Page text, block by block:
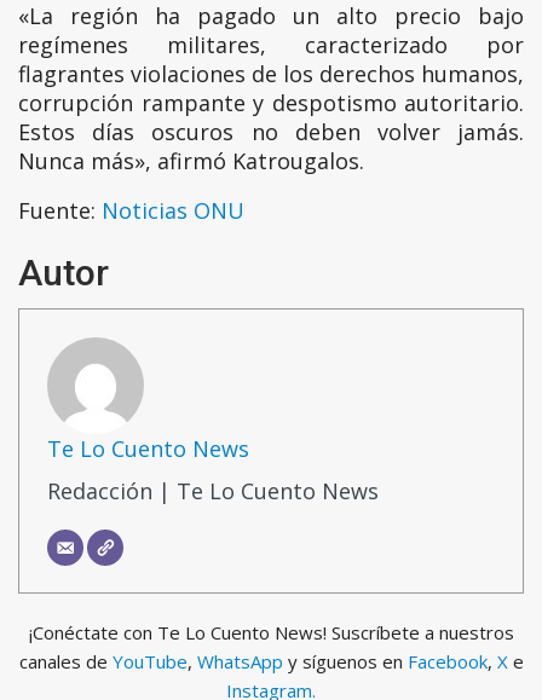
«La región ha pagado un alto precio bajo
regímenes militares, caracterizado por
flagrantes violaciones de los derechos humanos,
corrupción rampante y despotismo autoritario.
Estos días oscuros no deben volver jamás.
Nunca más», afirmó Katrougalos.
Fuente: Noticias ONU
Autor
Te Lo Cuento News
Redacción | Te Lo Cuento News
¡Conéctate con Te Lo Cuento News! Suscríbete a nuestros
canales de YouTube, WhatsApp y síguenos en Facebook, X e
Instagram.